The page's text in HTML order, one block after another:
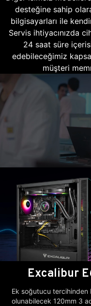
desteğine sahip
bilgisayarları ile
Servis ihtiyacınızda
24 saat süre
edebileceğimiz
müşteri
Excalibur
Ek soğutucu tercihinden
olunabilecek 120mm 3